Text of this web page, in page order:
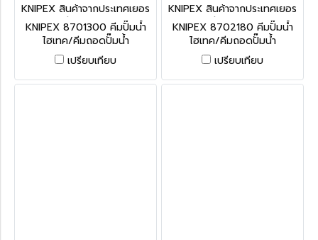
KNIPEX สินค้าจากประเทศเยอร
มนี 8701300
KNIPEX 8701300 คีมปั๊มน้ำ
ไฮเทค/คีมถอดปั๊มน้ำ
อเนกประสงค์ จับท่อ 2.3/4 นิ้ว
ขนาด 12 นิ้ว จับน็อตได้สูงสุด
60 มม. ปรับได้ 30 ระดับ
เปรียบเทียบ
KNIPEX สินค้าจากประเทศเยอร
มนี 8702180
KNIPEX 8702180 คีมปั๊มน้ำ
ไฮเทค/คีมถอดปั๊มน้ำ
อเนกประสงค์ จับท่อ 1.1/2 นิ้ว
มม. ขนาด 7 นิ้ว จับน็อตได้
สูงสุด 36 มม. ปรับได้ 18 ระดับ
เปรียบเทียบ